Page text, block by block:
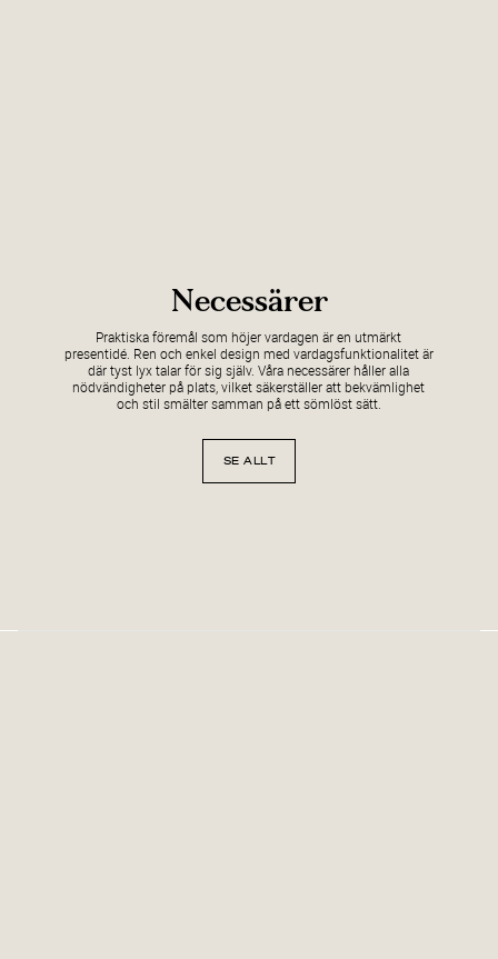
Necessärer
Praktiska föremål som höjer vardagen är en utmärkt
presentidé. Ren och enkel design med vardagsfunktionalitet är
där tyst lyx talar för sig själv. Våra necessärer håller alla
nödvändigheter på plats, vilket säkerställer att bekvämlighet
och stil smälter samman på ett sömlöst sätt.
SE ALLT